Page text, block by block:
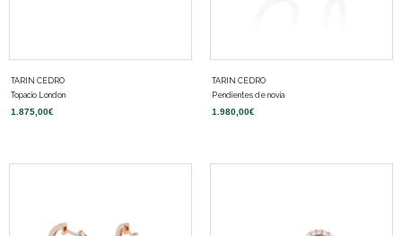
TARIN CEDRO
Topacio London
1.875,00€
TARIN CEDRO
Pendientes de novia
1.980,00€